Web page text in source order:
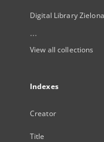
Digital Library
...
View all collections
Indexes
Creator
Title